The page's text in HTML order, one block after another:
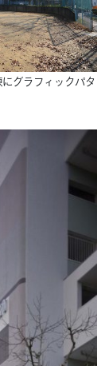
グラフィックパタ